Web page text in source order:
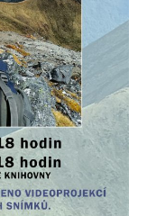
webu.
ve
k Vaší